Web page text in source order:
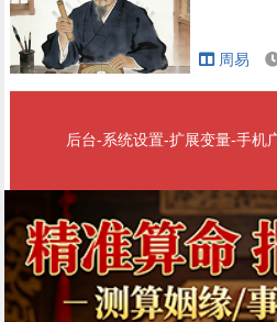
周易
后台-系统设置-扩展变量-手机